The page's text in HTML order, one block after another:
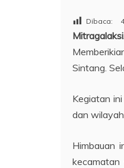
Dibaca:
Sintang.
Kegiatan
dan
Himbauan
kecamatan